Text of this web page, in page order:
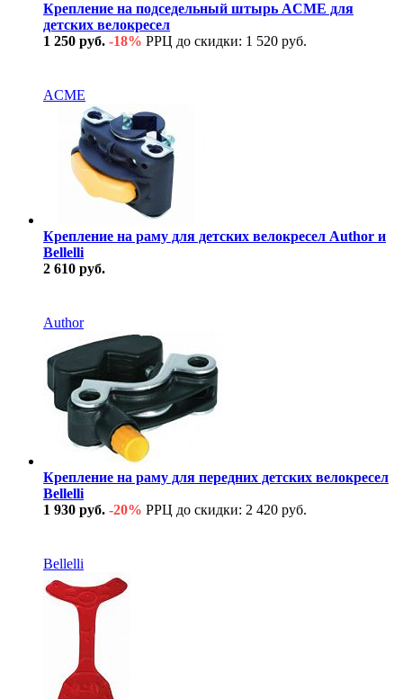
Крепление на подседельный штырь ACME для
детских велокресел
1 250 руб. -18% РРЦ до скидки: 1 520 руб.
ACME
Крепление на раму для детских велокресел Author и
Bellelli
2 610 руб.
Author
Крепление на раму для передних детских велокресел
Bellelli
1 930 руб. -20% РРЦ до скидки: 2 420 руб.
Bellelli